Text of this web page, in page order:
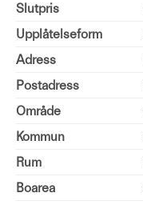
Slutpris
Upplåtelseform
Adress
Postadress
Område
Kommun
Rum
Boarea